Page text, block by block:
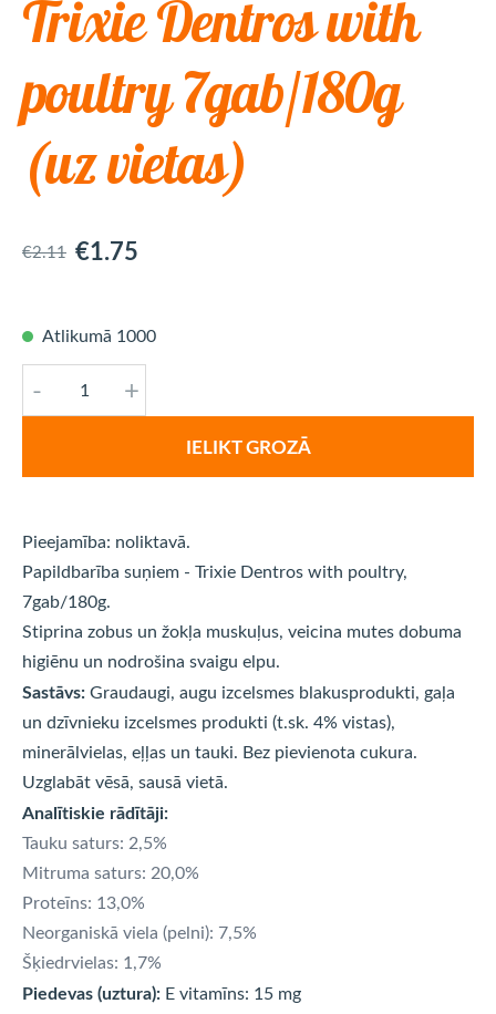
Trixie Dentros with
poultry 7gab/180g
(uz vietas)
€2.11 €1.75
Atlikumā 1000
- +
IELIKT GROZĀ
Pieejamība: noliktavā.
Papildbarība suņiem - Trixie Dentros with poultry,
7gab/180g.
Stiprina zobus un žokļa muskuļus, veicina mutes dobuma
higiēnu un nodrošina svaigu elpu.
Sastāvs:Graudaugi, augu izcelsmes blakusprodukti, gaļa
un dzīvnieku izcelsmes produkti (t.sk. 4% vistas),
minerālvielas, eļļas un tauki. Bez pievienota cukura.
Uzglabāt vēsā, sausā vietā.
Analītiskie rādītāji:
Tauku saturs: 2,5%
Mitruma saturs: 20,0%
Proteīns: 13,0%
Neorganiskā viela (pelni): 7,5%
Šķiedrvielas: 1,7%
Piedevas (uztura): E vitamīns: 15 mg